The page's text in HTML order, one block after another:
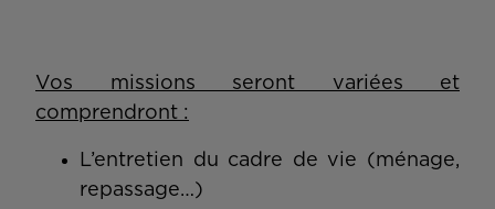
Vos missions seront variées et
comprendront :
L’entretien du cadre de vie (ménage,
repassage…)